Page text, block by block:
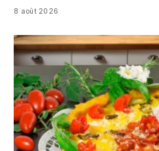
8 août 2026
© DR